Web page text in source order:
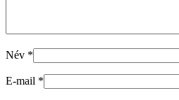
Név *
E-mail *